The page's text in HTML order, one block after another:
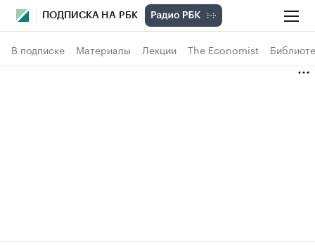
ПОДПИСКА НА РБК
В подписке Материалы Лекции The Economist